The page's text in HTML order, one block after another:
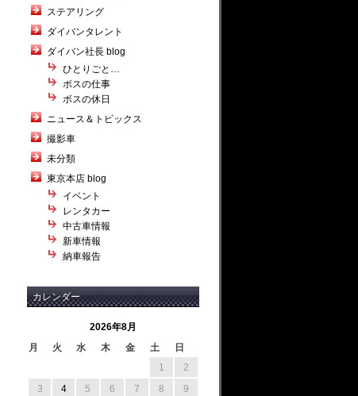
ステアリング
ダイバンタレント
ダイバン社長 blog
ひとりごと…
ボスの仕事
ボスの休日
ニュース＆トピックス
撮影車
未分類
東京本店 blog
イベント
レンタカー
中古車情報
新車情報
納車報告
カレンダー
2026年8月
月
火 水 木 金 土
日
1
2
3
4 5 6 7 8
9